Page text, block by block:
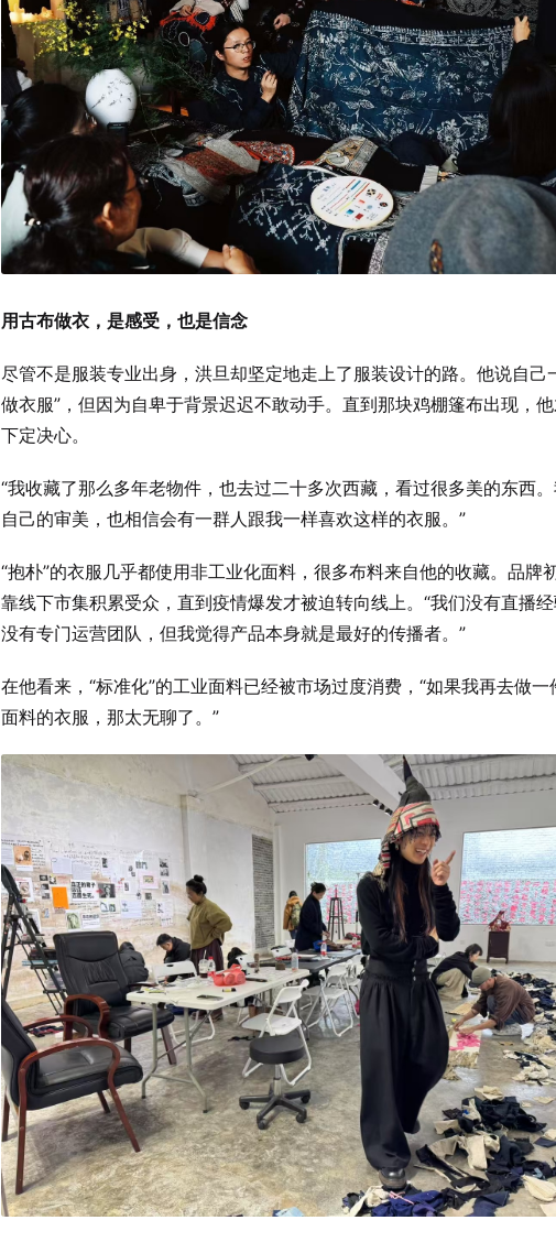
用古布做衣，是感受，也是信念
尽管不是服装专业出身，洪旦却坚定地走上了服装设计的路。他说自己
做衣服”，但因为自卑于背景迟迟不敢动手。直到那块鸡棚篷布出现，
下定决心。
“我收藏了那么多年老物件，也去过二十多次西藏，看过很多美的东西
自己的审美，也相信会有一群人跟我一样喜欢这样的衣服。”
“抱朴”的衣服几乎都使用非工业化面料，很多布料来自他的收藏。品牌
靠线下市集积累受众，直到疫情爆发才被迫转向线上。“我们没有直播
没有专门运营团队，但我觉得产品本身就是最好的传播者。”
在他看来，“标准化”的工业面料已经被市场过度消费，“如果我再去做一
面料的衣服，那太无聊了。”